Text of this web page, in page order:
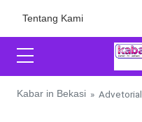
Tentang Kami
Kabar in Bekasi » Advetorial